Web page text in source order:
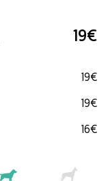
19€
19€
19€
16€